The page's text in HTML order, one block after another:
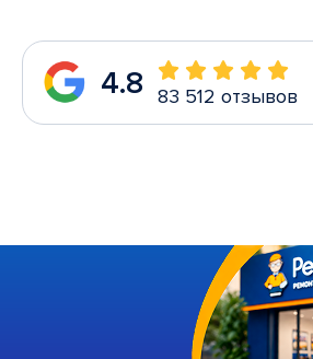
4.8 83 512 отзывов